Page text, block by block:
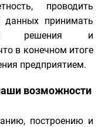
проводить
данных принимать
решения и
в конечном итоге
предприятием.
возможности
построению и